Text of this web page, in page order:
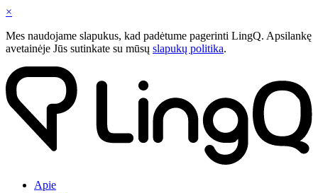
×
Mes naudojame slapukus, kad padėtume pagerinti LingQ. Apsilankę
avetainėje Jūs sutinkate su mūsų slapukų politika.
Apie